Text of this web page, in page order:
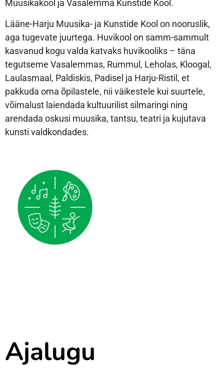
Muusikakool ja Vasalemma Kunstide Kool.
Lääne-Harju Muusika- ja Kunstide Kool on nooruslik,
aga tugevate juurtega. Huvikool on samm-sammult
kasvanud kogu valda katvaks huvikooliks – täna
tegutseme Vasalemmas, Rummul, Leholas, Kloogal,
Laulasmaal, Paldiskis, Padisel ja Harju-Ristil, et
pakkuda oma õpilastele, nii väikestele kui suurtele,
võimalust laiendada kultuurilist silmaringi ning
arendada oskusi muusika, tantsu, teatri ja kujutava
kunsti valdkondades.
Ajalugu